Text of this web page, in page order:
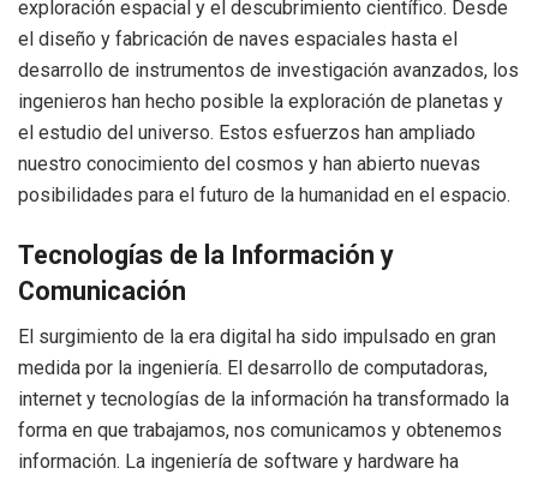
exploración espacial y el descubrimiento científico. Desde
el diseño y fabricación de naves espaciales hasta el
desarrollo de instrumentos de investigación avanzados, los
ingenieros han hecho posible la exploración de planetas y
el estudio del universo. Estos esfuerzos han ampliado
nuestro conocimiento del cosmos y han abierto nuevas
posibilidades para el futuro de la humanidad en el espacio.
Tecnologías de la Información y
Comunicación
El surgimiento de la era digital ha sido impulsado en gran
medida por la ingeniería. El desarrollo de computadoras,
internet y tecnologías de la información ha transformado la
forma en que trabajamos, nos comunicamos y obtenemos
información. La ingeniería de software y hardware ha